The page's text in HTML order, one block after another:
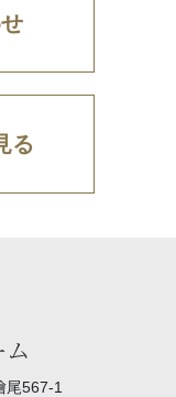
る
尾567-1